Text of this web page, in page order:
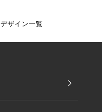
デザイン一覧